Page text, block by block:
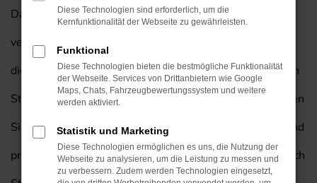
Dass ein Mitsubishi Space Star in jede Stadt passt,
versteht sich von selbst. Entsprechend empfehlen wir
dieses herausragende Fahrzeug auch für Ihre Mobilität in
Stuttgart und lassen Sie gerne bei uns einsteigen. Kaufen
Sie Ihren nächsten Mitsubishi Space Star von Prinzert und
profitieren Sie von unserem exklusiven Lieferservice nach
Diese Technologien sind erforderlich, um die
Kernfunktionalität der Webseite zu gewährleisten.
Funktional
Diese Technologien bieten die bestmögliche Funktionalität
der Webseite. Services von Drittanbietern wie Google
Maps, Chats, Fahrzeugbewertungssystem und weitere
werden aktiviert.
Statistik und Marketing
Diese Technologien ermöglichen es uns, die Nutzung der
Webseite zu analysieren, um die Leistung zu messen und
zu verbessern. Zudem werden Technologien eingesetzt,